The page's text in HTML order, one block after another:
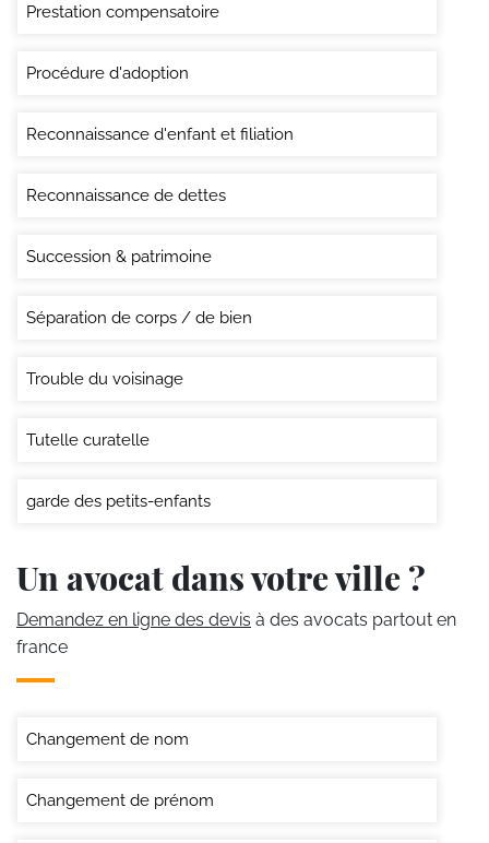
Prestation compensatoire
Procédure d'adoption
Reconnaissance d'enfant et filiation
Reconnaissance de dettes
Succession & patrimoine
Séparation de corps / de bien
Trouble du voisinage
Tutelle curatelle
garde des petits-enfants
Un avocat dans votre ville ?
Demandez en ligne des devis à des avocats partout en
france
Changement de nom
Changement de prénom